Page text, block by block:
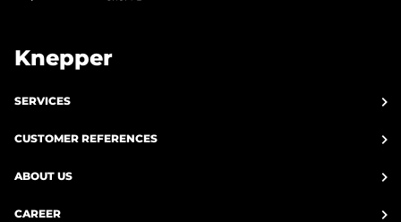
Knepper
SERVICES
CUSTOMER REFERENCES
ABOUT US
CAREER